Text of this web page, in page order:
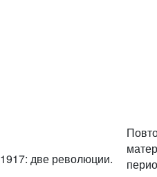
1917: две революции.